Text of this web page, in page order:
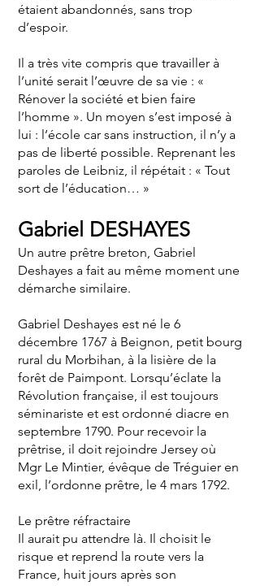
étaient abandonnés, sans trop
d’espoir.
Il a très vite compris que travailler à
l’unité serait l’œuvre de sa vie : «
Rénover la société et bien faire
l’homme ». Un moyen s’est imposé à
lui : l’école car sans instruction, il n’y a
pas de liberté possible. Reprenant les
paroles de Leibniz, il répétait : « Tout
sort de l’éducation… »
Gabriel DESHAYES
Un autre prêtre breton, Gabriel
Deshayes a fait au même moment une
démarche similaire.
Gabriel Deshayes est né le 6
décembre 1767 à Beignon, petit bourg
rural du Morbihan, à la lisière de la
forêt de Paimpont. Lorsqu’éclate la
Révolution française, il est toujours
séminariste et est ordonné diacre en
septembre 1790. Pour recevoir la
prêtrise, il doit rejoindre Jersey où
Mgr Le Mintier, évêque de Tréguier en
exil, l’ordonne prêtre, le 4 mars 1792.
Le prêtre réfractaire
Il aurait pu attendre là. Il choisit le
risque et reprend la route vers la
France, huit jours après son